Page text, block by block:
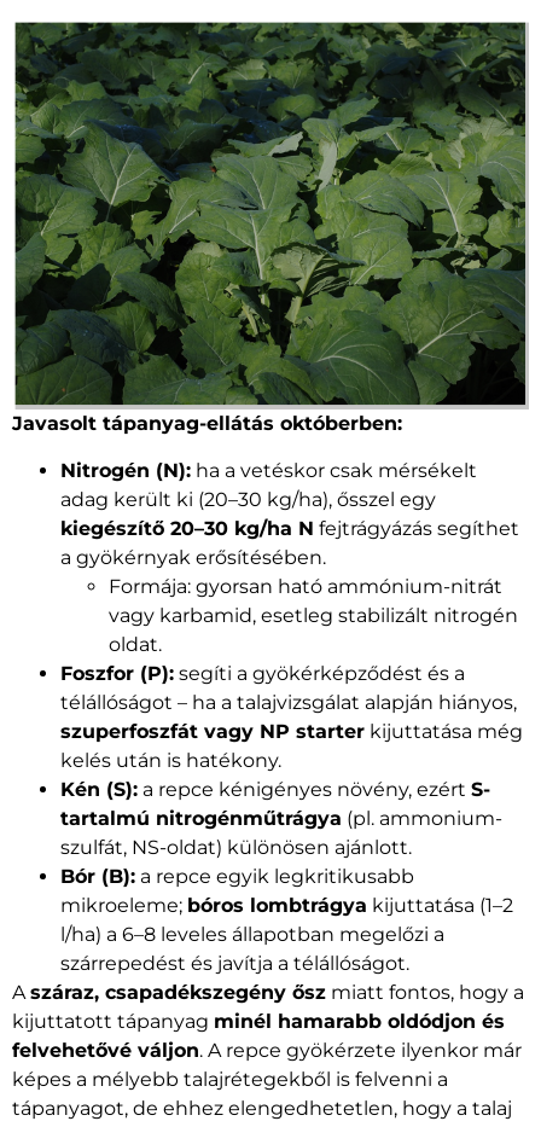
Javasolt tápanyag-ellátás októberben:
Nitrogén (N): ha a vetéskor csak mérsékelt
adag került ki (20–30 kg/ha), ősszel egy
kiegészítő 20–30 kg/ha N fejtrágyázás segíthet
a gyökérnyak erősítésében.
Formája: gyorsan ható ammónium-nitrát
vagy karbamid, esetleg stabilizált nitrogén
oldat.
Foszfor (P): segíti a gyökérképződést és a
télállóságot – ha a talajvizsgálat alapján hiányos,
szuperfoszfát vagy NP starter kijuttatása még
kelés után is hatékony.
Kén (S): a repce kénigényes növény, ezért S-
tartalmú nitrogénműtrágya (pl. ammonium-
szulfát, NS-oldat) különösen ajánlott.
Bór (B): a repce egyik legkritikusabb
mikroeleme; bóros lombtrágya kijuttatása (1–2
l/ha) a 6–8 leveles állapotban megelőzi a
szárrepedést és javítja a télállóságot.
A száraz, csapadékszegény ősz miatt fontos, hogy a
kijuttatott tápanyag minél hamarabb oldódjon és
felvehetővé váljon. A repce gyökérzete ilyenkor már
képes a mélyebb talajrétegekből is felvenni a
tápanyagot, de ehhez elengedhetetlen, hogy a talaj